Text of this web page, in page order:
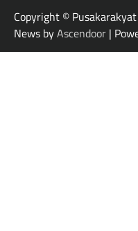
Copyright ©
News byAscendoor |